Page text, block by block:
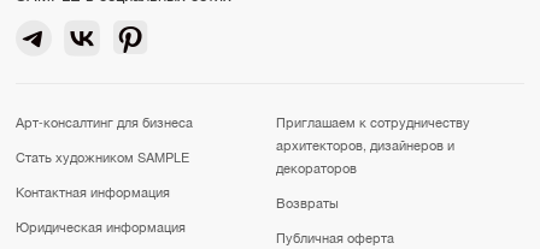
Арт-консалтинг для бизнеса
Стать художником SAMPLE
Контактная информация
Юридическая информация
Приглашаем к сотрудничеству
архитекторов, дизайнеров и
декораторов
Возвраты
Публичная оферта